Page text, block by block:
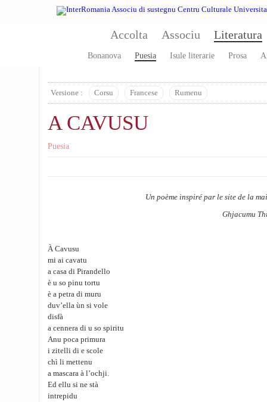
Accolta Associu Literatura
Bonanova Puesia Isule literarie Prosa
Versione : Corsu Francese Rumenu
A CAVUSU
Puesia
Un poème inspiré par le site de la
Ghjacumu
À Cavusu
mi ai cavatu
a casa di Pirandello
è u so pinu tortu
è a petra di muru
duv’ella ùn si vole
disfà
a cennera di u so spiritu
Anu poca primura
i zitelli di e scole
chì li mettenu
a mascara à l’ochji.
Ed ellu si ne stà
intrepidu